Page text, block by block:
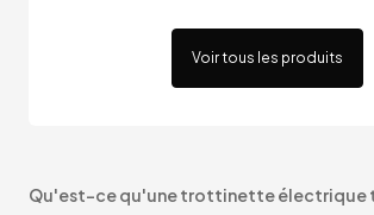
Voir tous les produits
Qu'est-ce qu'une trottinette électrique